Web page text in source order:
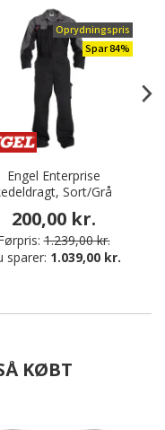
Oprydningspris
Spar 84%
Engel Enterprise
Sort/Grå
200,00 kr.
1.239,00 kr.
sparer: 1.039,00 kr.
KØBT